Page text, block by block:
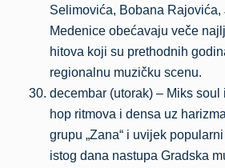
Selimovića, Bobana
Medenice obećavaju veče
hitova koji su prethodnih
regionalnu muzičku scenu.
decembar (utorak) – Miks
hop ritmova i densa uz
grupu „Zana“ i uvijek
istog dana nastupa Gradska